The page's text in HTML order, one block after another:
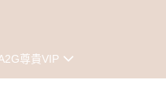
尊貴VIP